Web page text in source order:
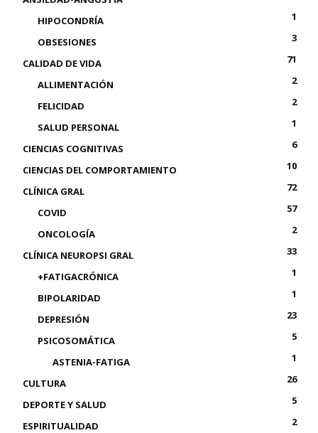
HIPOCONDRÍA
1
OBSESIONES
3
CALIDAD DE VIDA
71
ALLIMENTACIÓN
2
FELICIDAD
2
SALUD PERSONAL
1
CIENCIAS COGNITIVAS
6
CIENCIAS DEL COMPORTAMIENTO
10
CLÍNICA GRAL
72
COVID
57
ONCOLOGÍA
2
CLÍNICA NEUROPSI GRAL
33
+FATIGACRÓNICA
1
BIPOLARIDAD
1
DEPRESIÓN
23
PSICOSOMÁTICA
5
ASTENIA-FATIGA
1
CULTURA
26
DEPORTE Y SALUD
5
ESPIRITUALIDAD
2